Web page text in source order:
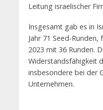
Leitung israelischer
Insgesamt gab es in
Jahr 71 Seed-
2023 mit 36 Runden.
Widerstandsfähigkeit
insbesondere bei der
Unternehmen.